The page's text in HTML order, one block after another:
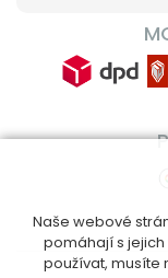
Naše webové
pomáhají s
používat, musíte